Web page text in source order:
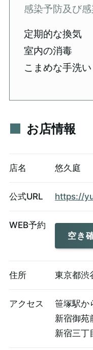
感染予防及び
定期的な換気
室内の消毒
こまめな手洗い
お店情報
店名 悠久庭
公式URL https://
WEB予約
空き
住所 東京都渋
アクセス
笹塚駅か
新宿御苑
新宿三丁